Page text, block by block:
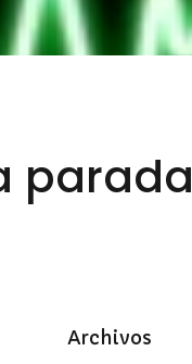
parada
Archivos